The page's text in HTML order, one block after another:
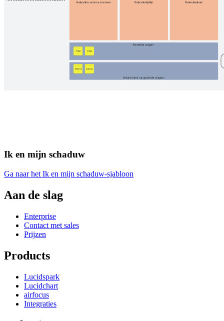
Ik en mijn schaduw
Ga naar het Ik en mijn schaduw-sjabloon
Aan de slag
Enterprise
Contact met sales
Prijzen
Products
Lucidspark
Lucidchart
airfocus
Integraties